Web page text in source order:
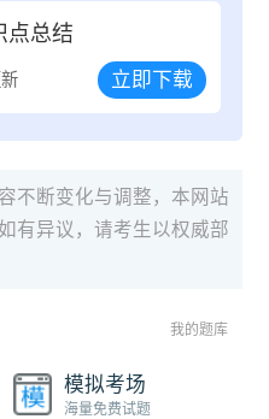
点总结
立即下载
不断变化与调整，本网站
有异议，请考生以权威部
我的题库
模拟考场
海量免费试题